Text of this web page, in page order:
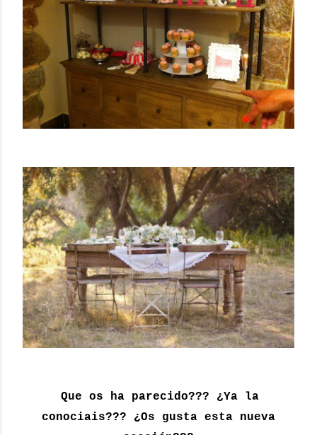
Que os ha parecido??? ¿Ya la
conociais??? ¿Os gusta esta nueva